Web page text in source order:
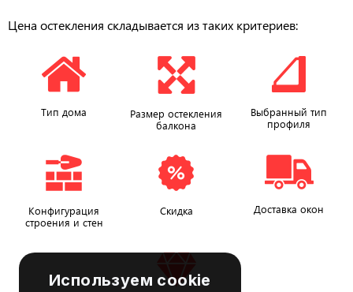
Используем cookie
Цена остекления складывается из таких критериев:
Тип дома
Размер остекления
балкона
Выбранный тип
профиля
Конфигурация
строения и стен
Скидка Доставка окон